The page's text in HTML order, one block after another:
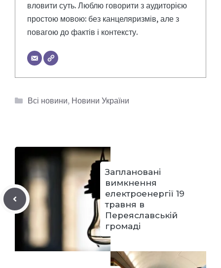
вловити суть. Люблю говорити з аудиторією
простою мовою: без канцеляризмів, але з
повагою до фактів і контексту.
Категорії
Всі новини, Новини України
Заплановані
вимкнення
електроенергії 19
травня в
Переяславській
громаді